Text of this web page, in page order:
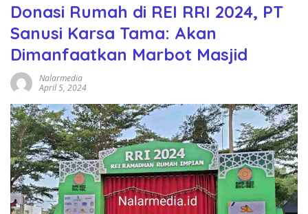
Donasi Rumah di REI RRI 2024, PT
Sanusi Karsa Tama: Akan
Dimanfaatkan Marbot Masjid
Nalarmedia
April 5, 2024